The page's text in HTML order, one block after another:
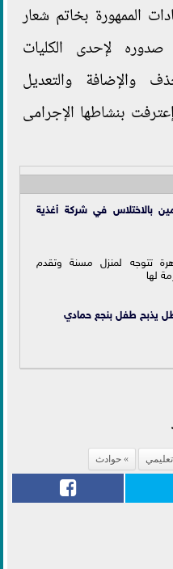
الممهورة بخاتم شعار
صدوره لإحدى الكليات
والإضافة والتعديل
بنشاطها الإجرامى
بالاختلاس في شركة أغذية
تتوجه لمنزل مسنة وتقدم
لها
حوادث